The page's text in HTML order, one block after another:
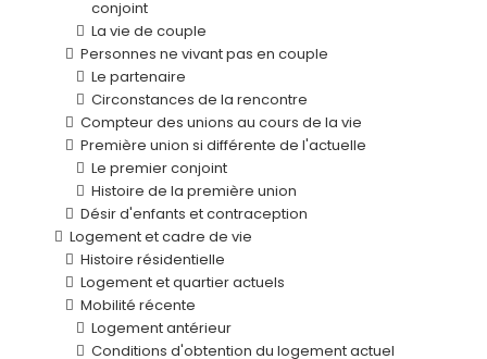
conjoint
La vie de couple
Personnes ne vivant pas en couple
Le partenaire
Circonstances de la rencontre
Compteur des unions au cours de la vie
Première union si différente de l'actuelle
Le premier conjoint
Histoire de la première union
Désir d'enfants et contraception
Logement et cadre de vie
Histoire résidentielle
Logement et quartier actuels
Mobilité récente
Logement antérieur
Conditions d'obtention du logement actuel